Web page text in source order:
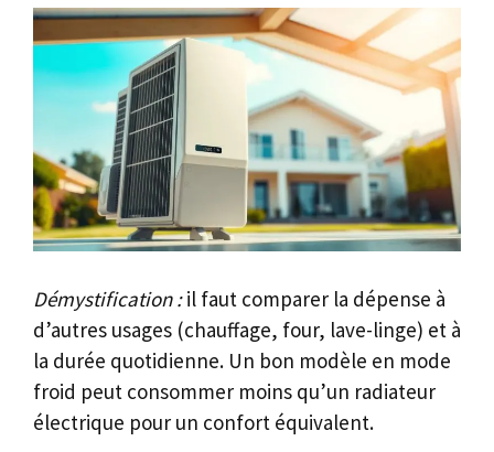
Démystification :il faut comparer la dépense à
d’autres usages (chauffage, four, lave-linge) et à
la durée quotidienne. Un bon modèle en mode
froid peut consommer moins qu’un radiateur
électrique pour un confort équivalent.